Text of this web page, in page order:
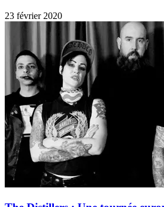
23 février 2020